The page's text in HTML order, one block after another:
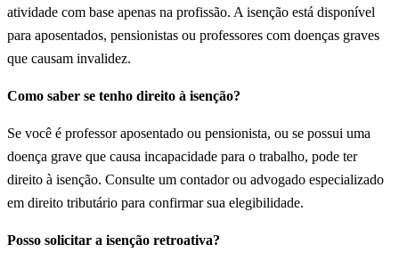
atividade com base apenas na profissão. A isenção está disponível
para aposentados, pensionistas ou professores com doenças graves
que causam invalidez.
Como saber se tenho direito à isenção?
Se você é professor aposentado ou pensionista, ou se possui uma
doença grave que causa incapacidade para o trabalho, pode ter
direito à isenção. Consulte um contador ou advogado especializado
em direito tributário para confirmar sua elegibilidade.
Posso solicitar a isenção retroativa?